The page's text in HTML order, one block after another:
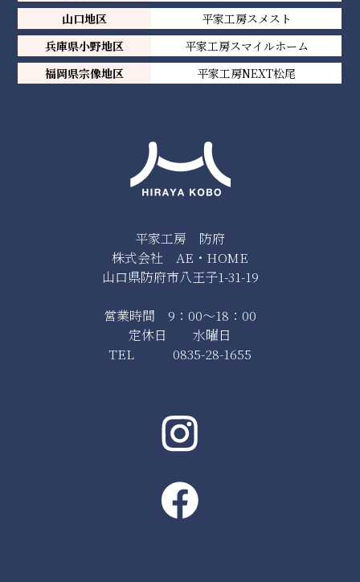
平家工房 防府
株式会社 AE・HOME
山口県防府市八王子1-31-19
営業時間 9：00～18：00
定休日 水曜日
TEL 0835-28-1655
山口地区
平家工房スメスト
兵庫県小野地区
平家工房スマイルホーム
福岡県宗像地区
平家工房NEXT松尾